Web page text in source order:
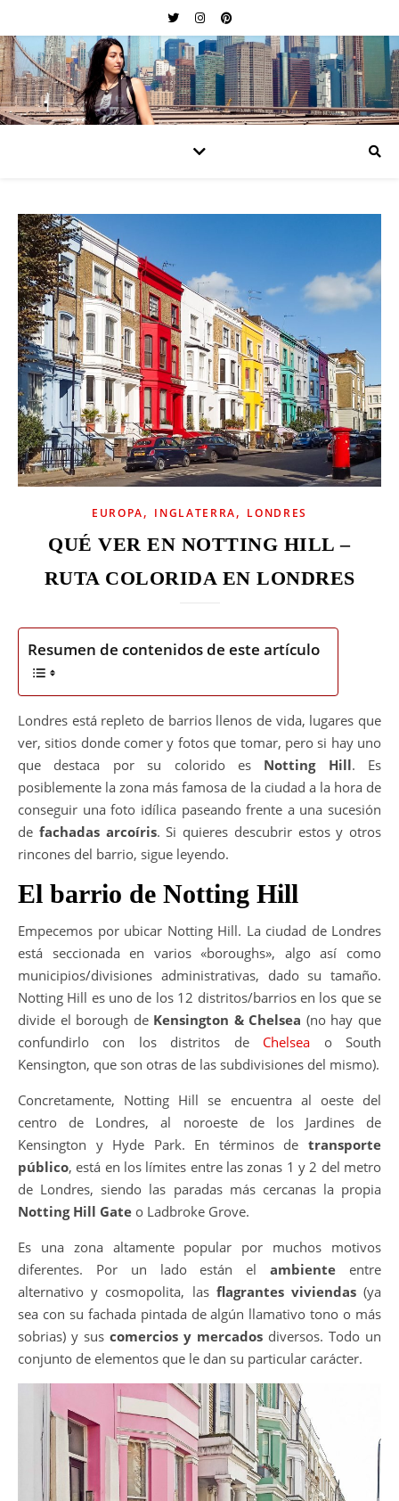
EUROPA, INGLATERRA, LONDRES
QUÉ VER EN NOTTING HILL –
RUTA COLORIDA EN LONDRES
Resumen de contenidos de este artículo
Londres está repleto de barrios llenos de vida, lugares que
ver, sitios donde comer y fotos que tomar, pero si hay uno
que destaca por su colorido es Notting Hill. Es
posiblemente la zona más famosa de la ciudad a la hora de
conseguir una foto idílica paseando frente a una sucesión
de fachadas arcoíris. Si quieres descubrir estos y otros
rincones del barrio, sigue leyendo.
El barrio de Notting Hill
Empecemos por ubicar Notting Hill. La ciudad de Londres
está seccionada en varios «boroughs», algo así como
municipios/divisiones administrativas, dado su tamaño.
Notting Hill es uno de los 12 distritos/barrios en los que se
divide el borough de Kensington & Chelsea (no hay que
confundirlo con los distritos de Chelsea o South
Kensington, que son otras de las subdivisiones del mismo).
Concretamente, Notting Hill se encuentra al oeste del
centro de Londres, al noroeste de los Jardines de
Kensington y Hyde Park. En términos de transporte
público, está en los límites entre las zonas 1 y 2 del metro
de Londres, siendo las paradas más cercanas la propia
Notting Hill Gate o Ladbroke Grove.
Es una zona altamente popular por muchos motivos
diferentes. Por un lado están elambiente entre
alternativo y cosmopolita, las flagrantes viviendas(ya
sea con su fachada pintada de algún llamativo tono o más
sobrias) y sus comercios y mercados diversos. Todo un
conjunto de elementos que le dan su particular carácter.